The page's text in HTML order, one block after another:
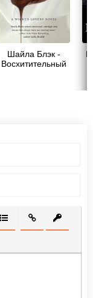
Шайла Блэк -
Восхитительный
СПИСОК
ВСТАВИТЬ